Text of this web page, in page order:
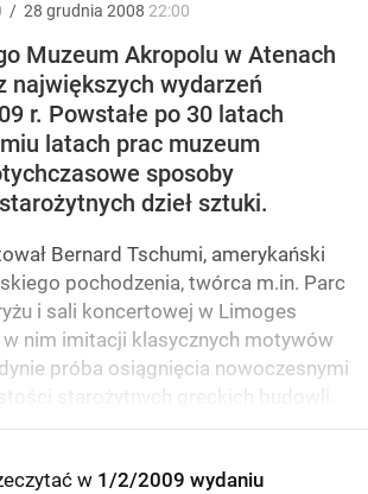
/ 28 grudnia 2008 22:00
Muzeum Akropolu w Atenach
największych wydarzeń
r. Powstałe po 30 latach
latach prac muzeum
sposoby
dzieł sztuki.
Bernard Tschumi, amerykański
pochodzenia, twórca m.in. Parc
i sali koncertowej w Limoges
w nim imitacji klasycznych motywów
próba osiągnięcia nowoczesnymi
starożytnych greckich budowli.
w 1/2/2009 wydaniu